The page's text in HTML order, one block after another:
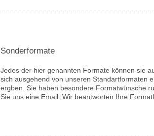
Sonderformate
Jedes der hier genannten Formate können sie
sich ausgehend von unseren Standartformaten
ergben. Sie haben besondere Formatwünsche
Sie uns eine Email. Wir beantworten Ihre